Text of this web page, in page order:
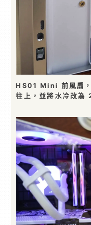
HS01 Mini 前風扇，
往上，並將水冷改為